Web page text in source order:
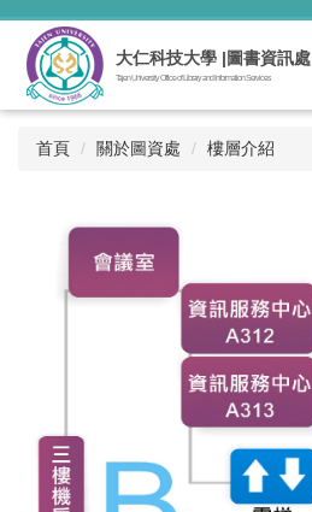
跳
主
要
內
大仁科技大學 |圖書資訊處
Tajen University Office of Library and Information Services
首頁 關於圖資處 樓層介紹